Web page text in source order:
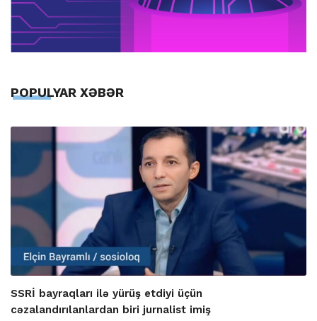
POPULYAR XƏBƏR
SSRİ bayraqları ilə yürüş etdiyi üçün
cəzalandırılanlardan biri jurnalist imiş